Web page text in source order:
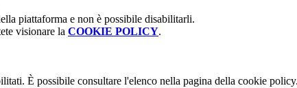
piattaforma e non è possibile disabilitarli.
visionare la COOKIE POLICY.
È possibile consultare l'elenco nella pagina della cookie policy.